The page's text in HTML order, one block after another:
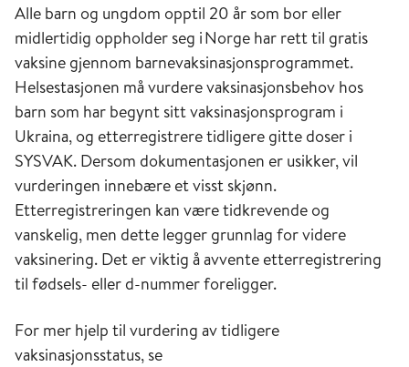
Alle barn og ungdom opptil 20 år som bor eller
midlertidig oppholder seg i Norge har rett til gratis
vaksine gjennom barnevaksinasjonsprogrammet.
Helsestasjonen må vurdere vaksinasjonsbehov hos
barn som har begynt sitt vaksinasjonsprogram i
Ukraina, og etterregistrere tidligere gitte doser i
SYSVAK. Dersom dokumentasjonen er usikker, vil
vurderingen innebære et visst skjønn.
Etterregistreringen kan være tidkrevende og
vanskelig, men dette legger grunnlag for videre
vaksinering. Det er viktig å avvente etterregistrering
til fødsels- eller d-nummer foreligger.
For mer hjelp til vurdering av tidligere
vaksinasjonsstatus, se